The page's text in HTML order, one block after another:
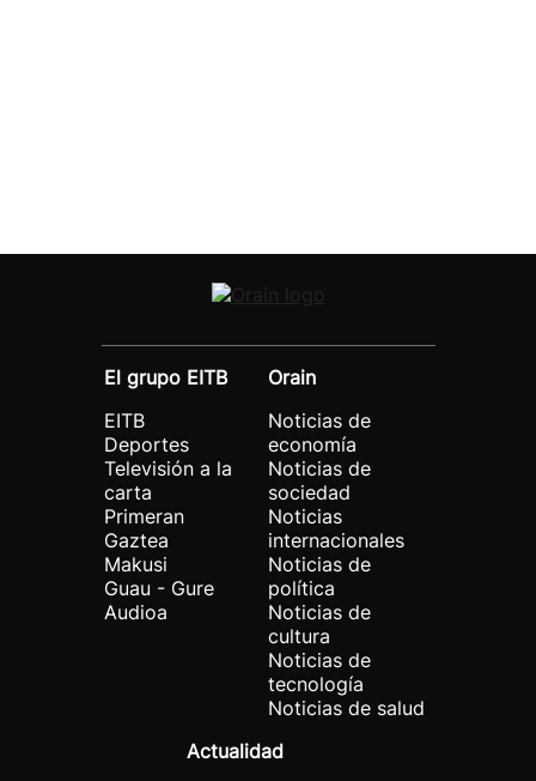
El grupo EITB
EITB
Deportes
Televisión a la
carta
Primeran
Gaztea
Makusi
Guau - Gure
Audioa
Orain
Noticias de
economía
Noticias de
sociedad
Noticias
internacionales
Noticias de
política
Noticias de
cultura
Noticias de
tecnología
Noticias de salud
Actualidad